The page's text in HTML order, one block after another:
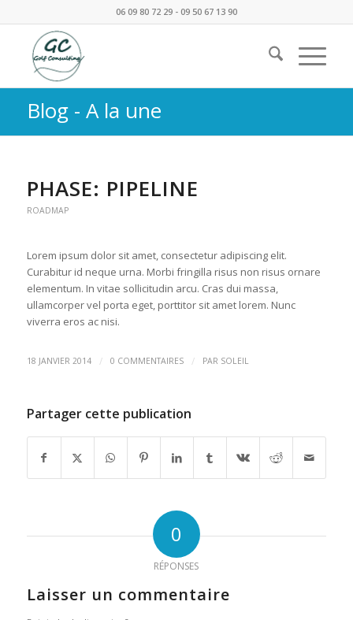
06 09 80 72 29 - 09 50 67 13 90
Blog - A la une
PHASE: PIPELINE
ROADMAP
Lorem ipsum dolor sit amet, consectetur adipiscing elit.
Curabitur id neque urna. Morbi fringilla risus non risus ornare
elementum. In vitae sollicitudin arcu. Cras dui massa,
ullamcorper vel porta eget, porttitor sit amet lorem. Nunc
viverra eros ac nisi.
18 JANVIER 2014 / 0 COMMENTAIRES / PAR SOLEIL
Partager cette publication
0
RÉPONSES
Laisser un commentaire